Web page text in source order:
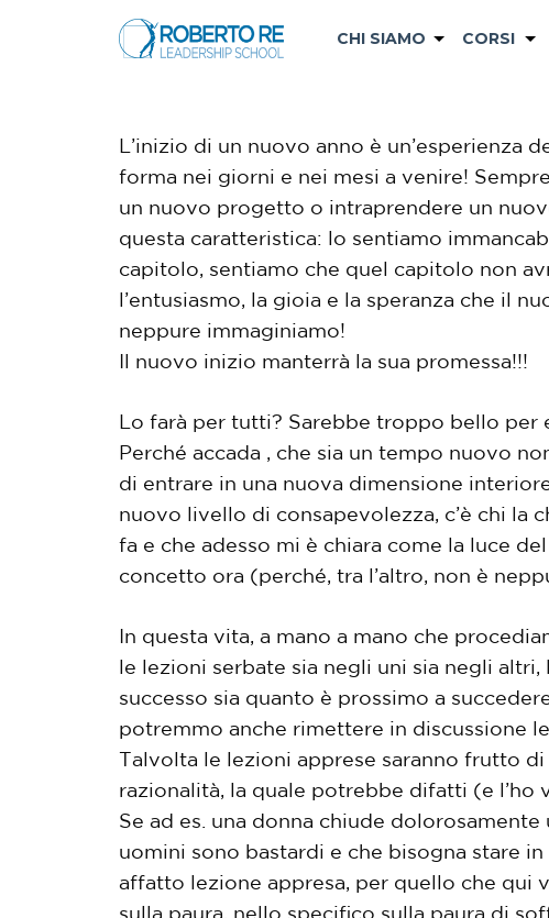
CHI SIAMO CORSI
L’inizio di un nuovo anno è un’esperienza
forma nei giorni e nei mesi a venire!
un nuovo progetto o intraprendere un
questa caratteristica: lo sentiamo
capitolo, sentiamo che quel capitolo non
l’entusiasmo, la gioia e la speranza che il
neppure immaginiamo!
Il nuovo inizio manterrà la sua promessa!!!
Lo farà per tutti? Sarebbe troppo bello per
Perché accada , che sia un tempo nuovo
di entrare in una nuova dimensione
nuovo livello di consapevolezza, c’è chi la
fa e che adesso mi è chiara come la luce
concetto ora (perché, tra l’altro, non è
In questa vita, a mano a mano che
le lezioni serbate sia negli uni sia negli
successo sia quanto è prossimo a
potremmo anche rimettere in discussione
Talvolta le lezioni apprese saranno frutto
razionalità, la quale potrebbe difatti (e
Se ad es. una donna chiude
uomini sono bastardi e che bisogna stare
affatto lezione appresa, per quello che qui
sulla paura, nello specifico sulla paura di